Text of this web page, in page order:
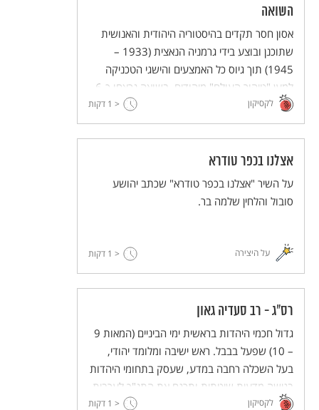
השואה
אסון חסר תקדים בהיסטוריה היהודית והאנושית
שתוכנן ובוצע בידי גרמניה הנאצית (1933 –
1945) תוך גיוס כל האמצעים והישגי הטכניקה
למען "טיהור העולם" מיהודים. בשואה נרצחו כ-6
מיליון יהודים (ובהם 1.5 מיליון ילדים), ויהדות
אירופה נחרבה.
לקסיקון < 1 דקות
אצלנו בכפר טודרא
על השיר "אצלנו בכפר טודרא" שכתב יהושע
סובול והלחין שלמה בר.
על היצירה < 1 דקות
רס"ג - רב סעדיה גאון
גדול חכמי היהדות בראשית ימי הביניים (המאות 9
– 10) שפעל בבבל. ראש ישיבה ומלומד יהודי,
בעל השכלה רחבה במדע, שעסק בתחומי היהדות
בגישה מדעית שיטתית ותרגם את התנ"ך לערבית.
לקסיקון < 1 דקות